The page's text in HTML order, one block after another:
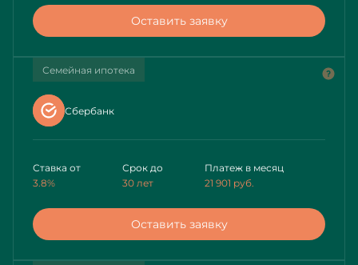
Оставить заявку
Семейная ипотека
Сбербанк
Ставка от
3.8%
Срок до
30 лет
Платеж в месяц
21 901 руб.
Оставить заявку